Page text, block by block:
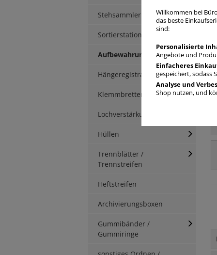
Stehsammler
Sortierstationen / Ablagen
Aufbewahrungsbox
Hängeregistratur
Klemmbretter / -mappen
Lochverstärkung
Hüllen
Trennblätter /
Trennstreifen
Heftstreifen
Archivierungsboxen
Gummibänder /
Gummiringe
Willkommen bei
das beste
sind:
Personalisierte
Angebote und
Einfacheres
gespeichert, sodass
Analyse und
Shop nutzen, und